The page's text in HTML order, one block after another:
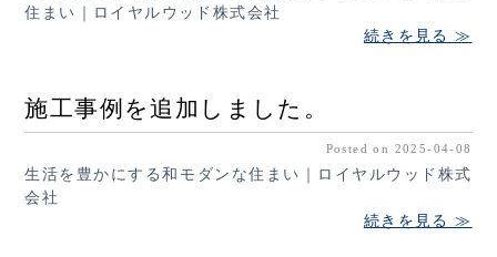
住まい｜ロイヤルウッド株式会社
続きを見る ≫
施工事例を追加しました。
Posted on 2025-04-08
生活を豊かにする和モダンな住まい｜ロイヤルウッド株式
会社
続きを見る ≫